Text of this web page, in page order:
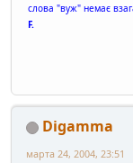
слова "вуж" немає
F.
Digamma
марта 24, 2004, 23:51